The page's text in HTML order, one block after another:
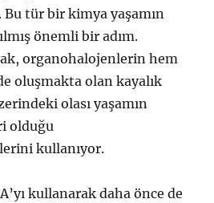
tür bir kimya yaşamın
önemli bir adım.
organohalojenlerin hem
oluşmakta olan kayalık
olası yaşamın
olduğu
kullanıyor.
kullanarak daha önce de